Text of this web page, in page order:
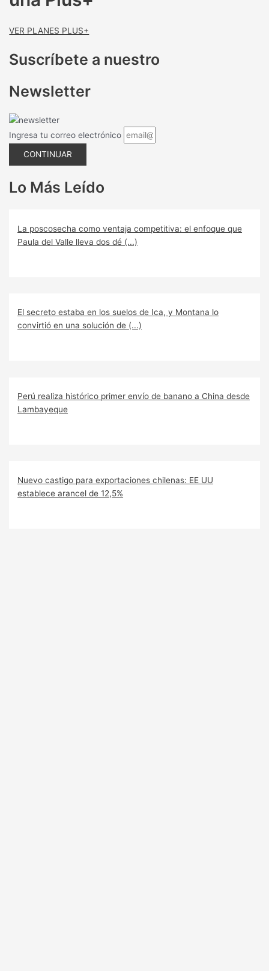
VER PLANES PLUS+
Suscríbete a nuestro
Newsletter
Ingresa tu correo electrónico
CONTINUAR
Lo Más Leído
La poscosecha como ventaja competitiva: el enfoque que
Paula del Valle lleva dos dé (...)
El secreto estaba en los suelos de Ica, y Montana lo
convirtió en una solución de (...)
Perú realiza histórico primer envío de banano a China desde
Lambayeque
Nuevo castigo para exportaciones chilenas: EE UU
establece arancel de 12,5%